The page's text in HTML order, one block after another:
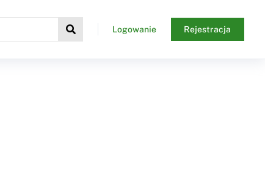
Logowanie Rejestracja